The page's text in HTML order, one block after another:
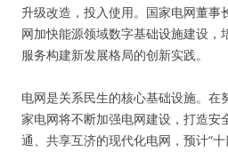
升级改造，投入使用。国家电网董事
网加快能源领域数字基础设施建设，
服务构建新发展格局的创新实践。
电网是关系民生的核心基础设施。在
家电网将不断加强电网建设，打造安
通、共享互济的现代化电网，预计“